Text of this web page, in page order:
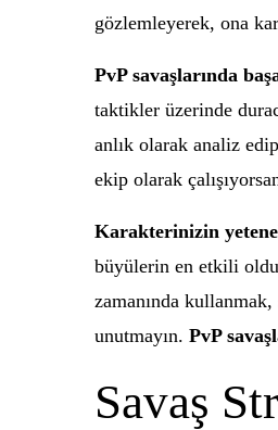
gözlemleyerek, ona
PvP savaşlarında
taktikler üzerinde
anlık olarak analiz
ekip olarak
Karakterinizin
büyülerin en etkili
zamanında
unutmayın. PvP
Savaş